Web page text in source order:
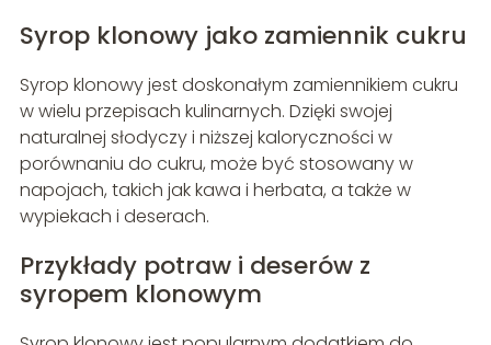
Syrop klonowy jako zamiennik cukru
Syrop klonowy jest doskonałym zamiennikiem cukru
w wielu przepisach kulinarnych. Dzięki swojej
naturalnej słodyczy i niższej kaloryczności w
porównaniu do cukru, może być stosowany w
napojach, takich jak kawa i herbata, a także w
wypiekach i deserach.
Przykłady potraw i deserów z
syropem klonowym